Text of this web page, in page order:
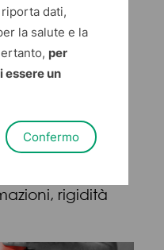
in Linea Medicale
o di
terapie di altro
in
davvero
rigidità
dati,
la salute e la
per
essere un
Confermo